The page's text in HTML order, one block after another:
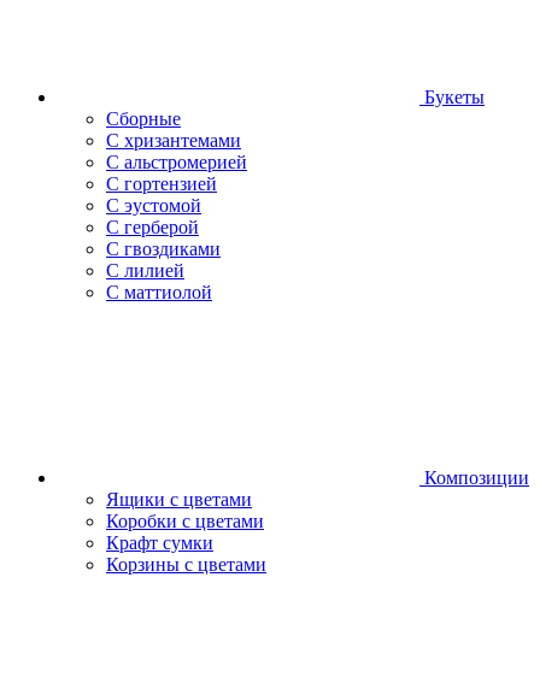
Букеты
Сборные
С хризантемами
С альстромерией
С гортензией
С эустомой
С герберой
С гвоздиками
С лилией
С маттиолой
Композиции
Ящики с цветами
Коробки с цветами
Крафт сумки
Корзины с цветами